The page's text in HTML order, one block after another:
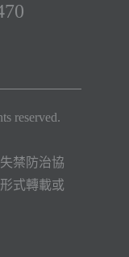
reserved.
禁防治協
式轉載或